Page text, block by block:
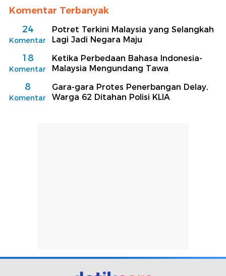
Komentar Terbanyak
24
Komentar
Potret Terkini Malaysia yang Selangkah
Lagi Jadi Negara Maju
18
Komentar
Ketika Perbedaan Bahasa Indonesia-
Malaysia Mengundang Tawa
8
Komentar
Gara-gara Protes Penerbangan Delay,
Warga 62 Ditahan Polisi KLIA